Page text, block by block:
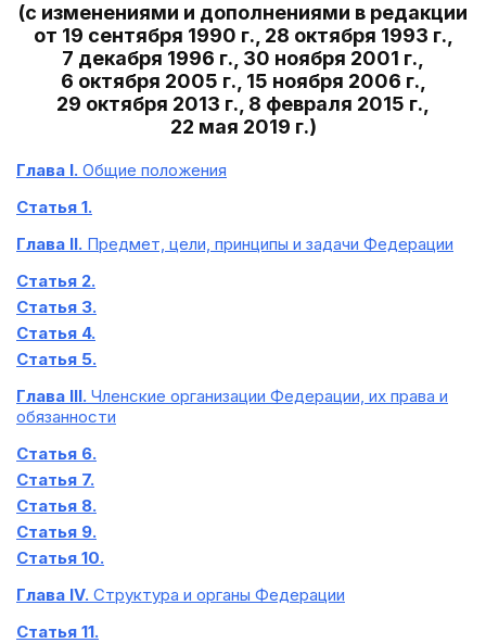
(с изменениями и дополнениями в редакции
от 19 сентября 1990 г., 28 октября 1993 г.,
7 декабря 1996 г., 30 ноября 2001 г.,
6 октября 2005 г., 15 ноября 2006 г.,
29 октября 2013 г., 8 февраля 2015 г.,
22 мая 2019 г.)
Глава I. Общие положения
Статья 1.
Глава II. Предмет, цели, принципы и задачи Федерации
Статья 2.
Статья 3.
Статья 4.
Статья 5.
Глава III. Членские организации Федерации, их права и
обязанности
Статья 6.
Статья 7.
Статья 8.
Статья 9.
Статья 10.
Глава IV. Структура и органы Федерации
Статья 11.